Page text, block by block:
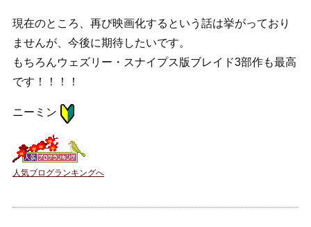
現在のところ、再び映画化するという話は挙がっており
ませんが、今後に期待したいです。
もちろんウェズリー・スナイプス版ブレイド3部作も最高
です！！！！
ニーミン
人気ブログランキングへ